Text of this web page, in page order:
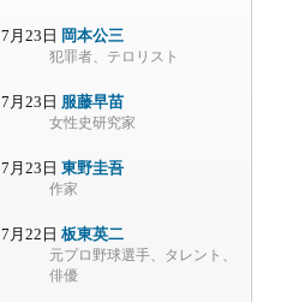
7月23日 岡本公三
犯罪者、テロリスト
7月23日 服藤早苗
女性史研究家
7月23日 東野圭吾
作家
7月22日 板東英二
元プロ野球選手、タレント、
俳優